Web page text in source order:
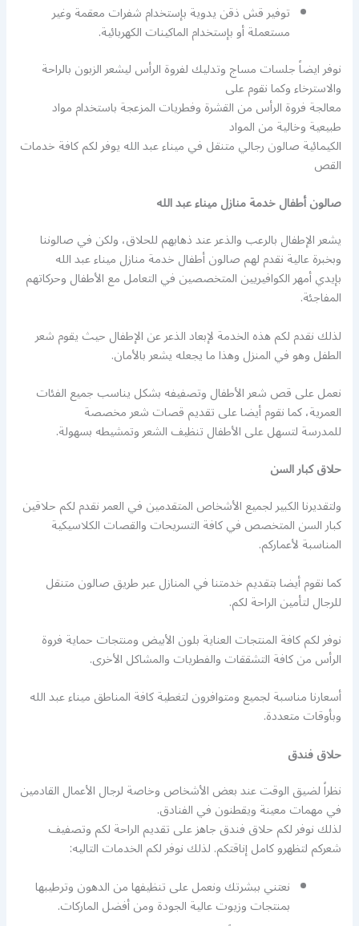
توفير قش ذقن يدوية بإستخدام شفرات معقمة وغير
مستعملة أو بإستخدام الماكينات الكهربائية.
نوفر ايضاً جلسات مساج وتدليك لفروة الرأس ليشعر الزبون بالراحة
والاسترخاء وكما نقوم على
معالجة فروة الرأس من القشرة وفطريات المزعجة باستخدام مواد
طبيعية وخالية من المواد
الكيمائية صالون رجالي متنقل في ميناء عبد الله يوفر لكم كافة خدمات
القص
صالون أطفال خدمة منازل ميناء عبد الله
يشعر الإطفال بالرعب والذعر عند ذهابهم للحلاق، ولكن في صالوننا
وبخبرة عالية نقدم لهم صالون أطفال خدمة منازل ميناء عبد الله
بإيدي أمهر الكوافيريين المتخصصين في التعامل مع الأطفال وحركاتهم
المفاجئة.
لذلك نقدم لكم هذه الخدمة لإبعاد الذعر عن الإطفال حيث يقوم شعر
الطفل وهو في المنزل وهذا ما يجعله يشعر بالأمان.
نعمل على قص شعر الأطفال وتصفيفه بشكل يناسب جميع الفئات
العمرية، كما نقوم أيضا على تقديم قصات شعر مخصصة
للمدرسة لتسهل على الأطفال تنظيف الشعر وتمشيطه بسهولة.
حلاق كبار السن
ولتقديرنا الكبير لجميع الأشخاص المتقدمين في العمر نقدم لكم حلاقين
كبار السن المتخصص في كافة التسريحات والقصات الكلاسيكية
المناسبة لأعماركم.
كما نقوم أيضا بتقديم خدمتنا في المنازل عبر طريق صالون متنقل
للرجال لتأمين الراحة لكم.
نوفر لكم كافة المنتجات العناية بلون الأبيض ومنتجات حماية فروة
الرأس من كافة التشققات والفطريات والمشاكل الأخرى.
أسعارنا مناسبة لجميع ومتوافرون لتغطية كافة المناطق ميناء عبد الله
وبأوقات متعددة.
حلاق فندق
نظراً لضيق الوقت عند بعض الأشخاص وخاصة لرجال الأعمال القادمين
في مهمات معينة ويقطنون في الفنادق.
لذلك نوفر لكم حلاق فندق جاهز على تقديم الراحة لكم وتصفيف
شعركم لتظهرو كامل إناقتكم. لذلك نوفر لكم الخدمات التاليه:
نعتني ببشرتك ونعمل على تنظيفها من الدهون وترطيبها
بمنتجات وزيوت عالية الجودة ومن أفضل الماركات.